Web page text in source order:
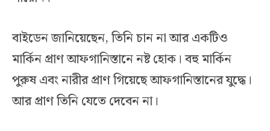
বাইডেন জানিয়েছেন, তিনি চান না আর একটিও
মার্কিন প্রাণ আফগানিস্তানে নষ্ট হোক। বহু মার্কিন
পুরুষ এবং নারীর প্রাণ গিয়েছে আফগানিস্তানের যুদ্ধে।
আর প্রাণ তিনি যেতে দেবেন না।